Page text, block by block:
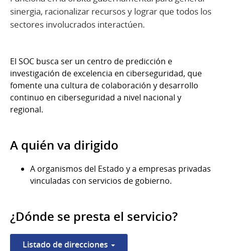
sinergia, racionalizar recursos y lograr que todos los
sectores involucrados interactúen.
El SOC busca ser un centro de predicción e
investigación de excelencia en ciberseguridad, que
fomente una cultura de colaboración y desarrollo
continuo en ciberseguridad a nivel nacional y
regional.
A quién va dirigido
A organismos del Estado y a empresas privadas
vinculadas con servicios de gobierno.
¿Dónde se presta el servicio?
Listado de direcciones